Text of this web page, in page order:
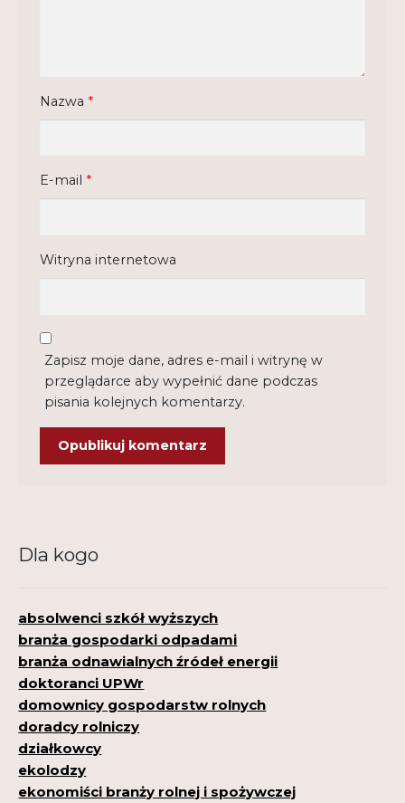
Nazwa *
E-mail *
Witryna internetowa
Zapisz moje dane, adres e-mail i witrynę w
przeglądarce aby wypełnić dane podczas
pisania kolejnych komentarzy.
Dla kogo
absolwenci szkół wyższych
branża gospodarki odpadami
branża odnawialnych źródeł energii
doktoranci UPWr
domownicy gospodarstw rolnych
doradcy rolniczy
działkowcy
ekolodzy
ekonomiści branży rolnej i spożywczej